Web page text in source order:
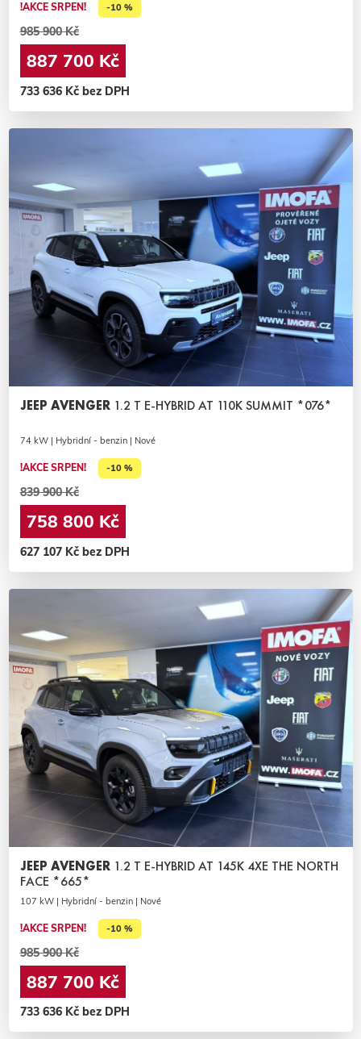
!AKCE SRPEN! -10 %
985 900 Kč
887 700 Kč
733 636 Kč bez DPH
JEEP AVENGER 1.2 T E-HYBRID AT 110K SUMMIT *076*
74 kW | Hybridní - benzin | Nové
!AKCE SRPEN! -10 %
839 900 Kč
758 800 Kč
627 107 Kč bez DPH
JEEP AVENGER 1.2 T E-HYBRID AT 145K 4XE THE NORTH
FACE *665*
107 kW | Hybridní - benzin | Nové
!AKCE SRPEN! -10 %
985 900 Kč
887 700 Kč
733 636 Kč bez DPH